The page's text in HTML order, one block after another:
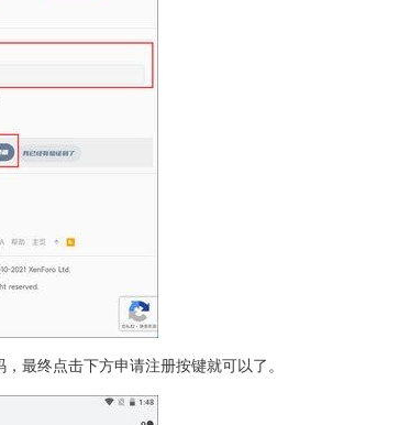
最终点击下方申请注册按键就可以了。